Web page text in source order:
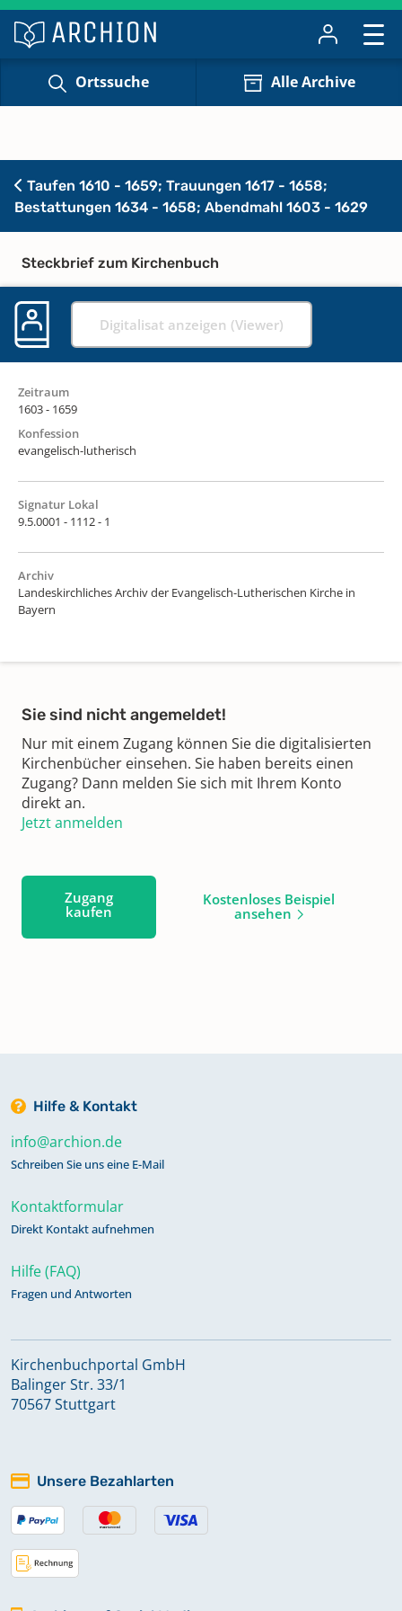
Ortssuche Alle Archive
Taufen 1610 - 1659; Trauungen 1617 - 1658;
Bestattungen 1634 - 1658; Abendmahl 1603 - 1629
Steckbrief zum Kirchenbuch
Digitalisat anzeigen (Viewer)
Zeitraum
1603 - 1659
Konfession
evangelisch-lutherisch
Signatur Lokal
9.5.0001 - 1112 - 1
Archiv
Landeskirchliches Archiv der Evangelisch-Lutherischen Kirche in
Bayern
Sie sind nicht angemeldet!
Nur mit einem Zugang können Sie die digitalisierten
Kirchenbücher einsehen. Sie haben bereits einen
Zugang? Dann melden Sie sich mit Ihrem Konto
direkt an.
Jetzt anmelden
Zugang
kaufen
Kostenloses Beispiel
ansehen
Hilfe & Kontakt
info@archion.de
Schreiben Sie uns eine E-Mail
Kontaktformular
Direkt Kontakt aufnehmen
Hilfe (FAQ)
Fragen und Antworten
Kirchenbuchportal GmbH
Balinger Str. 33/1
70567 Stuttgart
Unsere Bezahlarten